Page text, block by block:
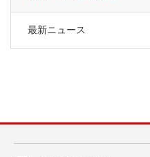
最新ニュース